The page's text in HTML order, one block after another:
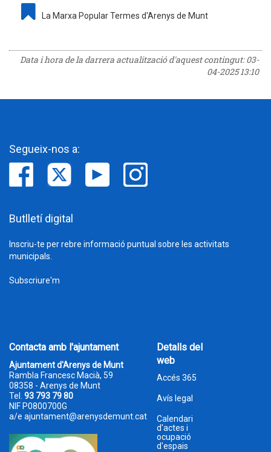
La Marxa Popular Termes d'Arenys de Munt
Data i hora de la darrera actualització d'aquest contingut:03-
04-2025 13:10
Segueix-nos a:
Butlletí digital
Inscriu-te per rebre informació puntual sobre les activitats
municipals.
Subscriure'm
Contacta amb l'ajuntament
Ajuntament d'Arenys de Munt
Rambla Francesc Macià, 59
08358 - Arenys de Munt
Tel. 93 793 79 80
NIF P0800700G
a/e ajuntament@arenysdemunt.cat
Detalls del
web
Accés 365
Avís legal
Calendari
d'actes i
ocupació
d'espais